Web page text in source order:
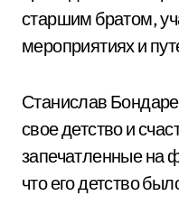
старшим братом,
мероприятиях и
Станислав
свое детство и
запечатленные на
что его детство